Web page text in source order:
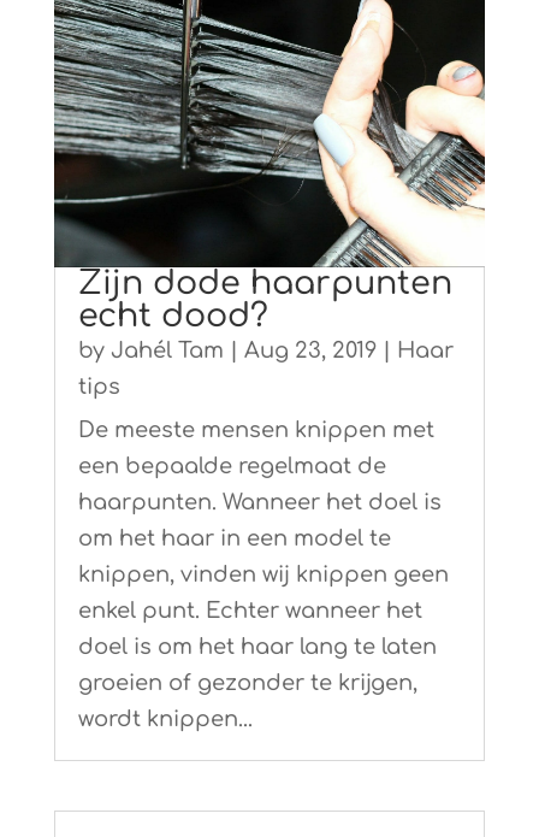
Zijn dode haarpunten
echt dood?
by Jahél Tam Aug 23, 2019|
Haar
tips
De meeste mensen knippen met
een bepaalde regelmaat de
haarpunten. Wanneer het doel is
om het haar in een model te
knippen, vinden wij knippen geen
enkel punt. Echter wanneer het
doel is om het haar lang te laten
groeien of gezonder te krijgen,
wordt knippen...